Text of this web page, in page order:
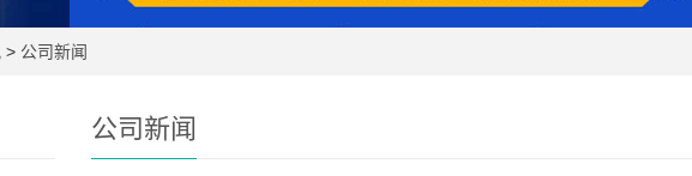
> 公司新闻
公司新闻